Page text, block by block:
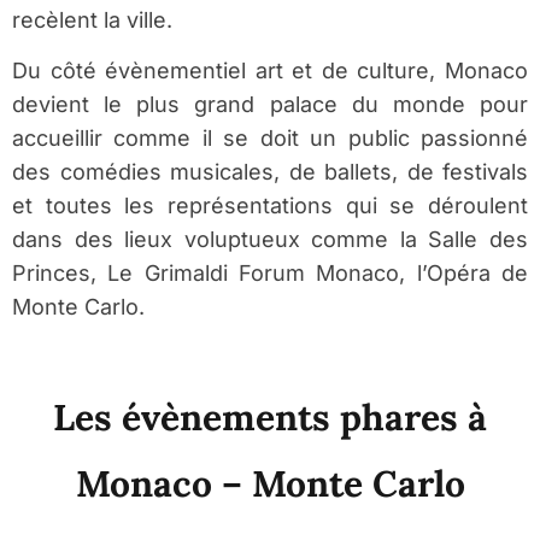
recèlent la ville.
Du côté évènementiel art et de culture, Monaco
devient le plus grand palace du monde pour
accueillir comme il se doit un public passionné
des comédies musicales, de ballets, de festivals
et toutes les représentations qui se déroulent
dans des lieux voluptueux comme la Salle des
Princes, Le Grimaldi Forum Monaco, l’Opéra de
Monte Carlo.
Les évènements phares à
Monaco – Monte Carlo